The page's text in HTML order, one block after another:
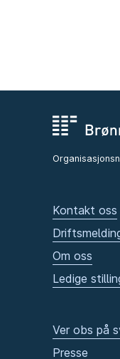
Kontakt oss
Om oss
Ledige
Ver obs på
Presse